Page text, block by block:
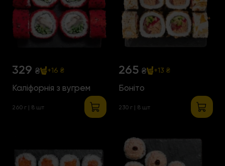
329 ₴ +16 ₴
Каліфорнія з вугрем
260 г | 8 шт
265 ₴ +13 ₴
Боніто
230 г | 8 шт